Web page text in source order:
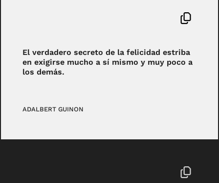
El verdadero secreto de la felicidad estriba
en exigirse mucho a sí mismo y muy poco a
los demás.
ADALBERT GUINON